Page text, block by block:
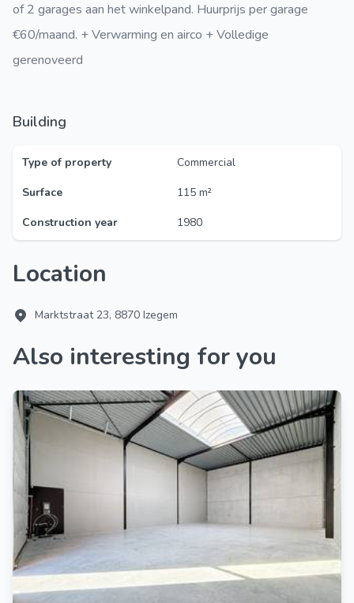
of 2 garages aan het winkelpand. Huurprijs per garage
€60/maand. + Verwarming en airco + Volledige
gerenoveerd
Building
Type of property
Commercial
Surface
115 m²
Construction year
1980
Location
Marktstraat 23, 8870 Izegem
Also interesting for you